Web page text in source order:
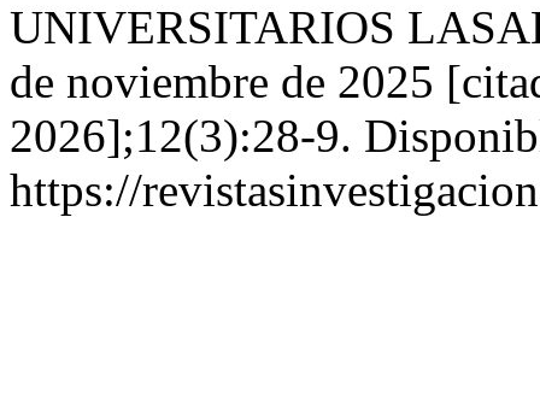
UNIVERSITARIOS
de noviembre de 2025
2026];12(3):28-9.
https://